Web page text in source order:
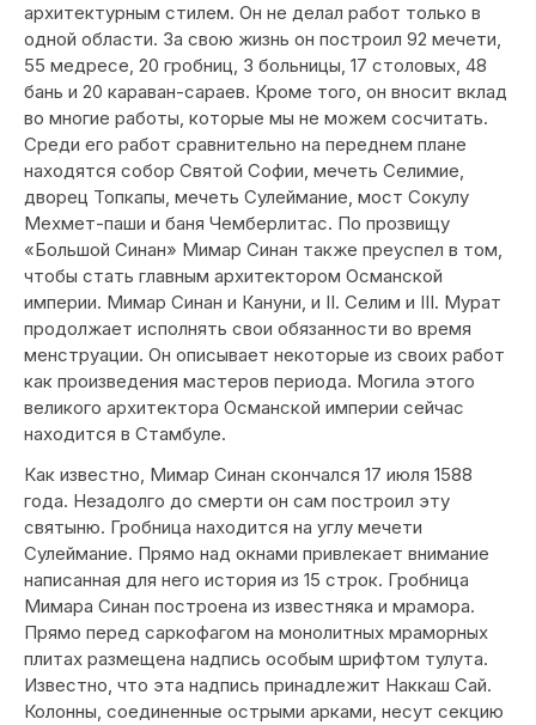
архитектурным стилем. Он не делал работ только в
одной области. За свою жизнь он построил 92 мечети,
55 медресе, 20 гробниц, 3 больницы, 17 столовых, 48
бань и 20 караван-сараев. Кроме того, он вносит вклад
во многие работы, которые мы не можем сосчитать.
Среди его работ сравнительно на переднем плане
находятся собор Святой Софии, мечеть Селимие,
дворец Топкапы, мечеть Сулеймание, мост Сокулу
Мехмет-паши и баня Чемберлитас. По прозвищу
«Большой Синан» Мимар Синан также преуспел в том,
чтобы стать главным архитектором Османской
империи. Мимар Синан и Кануни, и II. Селим и III. Мурат
продолжает исполнять свои обязанности во время
менструации. Он описывает некоторые из своих работ
как произведения мастеров периода. Могила этого
великого архитектора Османской империи сейчас
находится в Стамбуле.
Как известно, Мимар Синан скончался 17 июля 1588
года. Незадолго до смерти он сам построил эту
святыню. Гробница находится на углу мечети
Сулеймание. Прямо над окнами привлекает внимание
написанная для него история из 15 строк. Гробница
Мимара Синан построена из известняка и мрамора.
Прямо перед саркофагом на монолитных мраморных
плитах размещена надпись особым шрифтом тулута.
Известно, что эта надпись принадлежит Наккаш Сай.
Колонны, соединенные острыми арками, несут секцию